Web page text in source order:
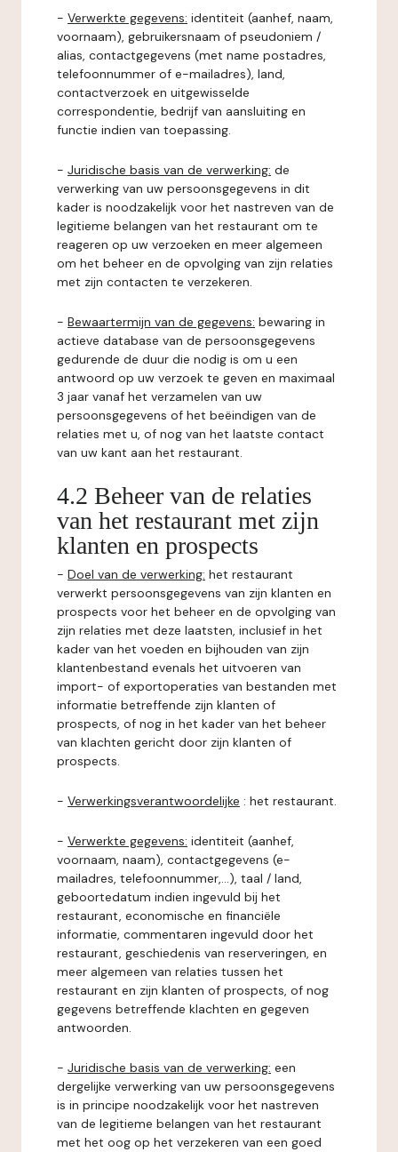
- Verwerkte gegevens: identiteit (aanhef, naam,
voornaam), gebruikersnaam of pseudoniem /
alias, contactgegevens (met name postadres,
telefoonnummer of e-mailadres), land,
contactverzoek en uitgewisselde
correspondentie, bedrijf van aansluiting en
functie indien van toepassing.
- Juridische basis van de verwerking: de
verwerking van uw persoonsgegevens in dit
kader is noodzakelijk voor het nastreven van de
legitieme belangen van het restaurant om te
reageren op uw verzoeken en meer algemeen
om het beheer en de opvolging van zijn relaties
met zijn contacten te verzekeren.
- Bewaartermijn van de gegevens: bewaring in
actieve database van de persoonsgegevens
gedurende de duur die nodig is om u een
antwoord op uw verzoek te geven en maximaal
3 jaar vanaf het verzamelen van uw
persoonsgegevens of het beëindigen van de
relaties met u, of nog van het laatste contact
van uw kant aan het restaurant.
4.2 Beheer van de relaties
van het restaurant met zijn
klanten en prospects
- Doel van de verwerking: het restaurant
verwerkt persoonsgegevens van zijn klanten en
prospects voor het beheer en de opvolging van
zijn relaties met deze laatsten, inclusief in het
kader van het voeden en bijhouden van zijn
klantenbestand evenals het uitvoeren van
import- of exportoperaties van bestanden met
informatie betreffende zijn klanten of
prospects, of nog in het kader van het beheer
van klachten gericht door zijn klanten of
prospects.
- Verwerkingsverantwoordelijke : het restaurant.
- Verwerkte gegevens: identiteit (aanhef,
voornaam, naam), contactgegevens (e-
mailadres, telefoonnummer,...), taal / land,
geboortedatum indien ingevuld bij het
restaurant, economische en financiële
informatie, commentaren ingevuld door het
restaurant, geschiedenis van reserveringen, en
meer algemeen van relaties tussen het
restaurant en zijn klanten of prospects, of nog
gegevens betreffende klachten en gegeven
antwoorden.
- Juridische basis van de verwerking: een
dergelijke verwerking van uw persoonsgegevens
is in principe noodzakelijk voor het nastreven
van de legitieme belangen van het restaurant
met het oog op het verzekeren van een goed